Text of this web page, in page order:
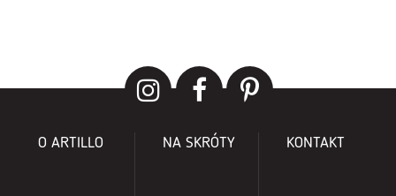
O ARTILLO NA SKRÓTY KONTAKT